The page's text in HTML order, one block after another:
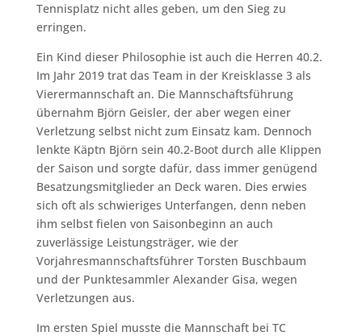
Tennisplatz nicht alles geben, um den Sieg zu
erringen.
Ein Kind dieser Philosophie ist auch die Herren 40.2.
Im Jahr 2019 trat das Team in der Kreisklasse 3 als
Vierermannschaft an. Die Mannschaftsführung
übernahm Björn Geisler, der aber wegen einer
Verletzung selbst nicht zum Einsatz kam. Dennoch
lenkte Käptn Björn sein 40.2-Boot durch alle Klippen
der Saison und sorgte dafür, dass immer genügend
Besatzungsmitglieder an Deck waren. Dies erwies
sich oft als schwieriges Unterfangen, denn neben
ihm selbst fielen von Saisonbeginn an auch
zuverlässige Leistungsträger, wie der
Vorjahresmannschaftsführer Torsten Buschbaum
und der Punktesammler Alexander Gisa, wegen
Verletzungen aus.
Im ersten Spiel musste die Mannschaft bei TC